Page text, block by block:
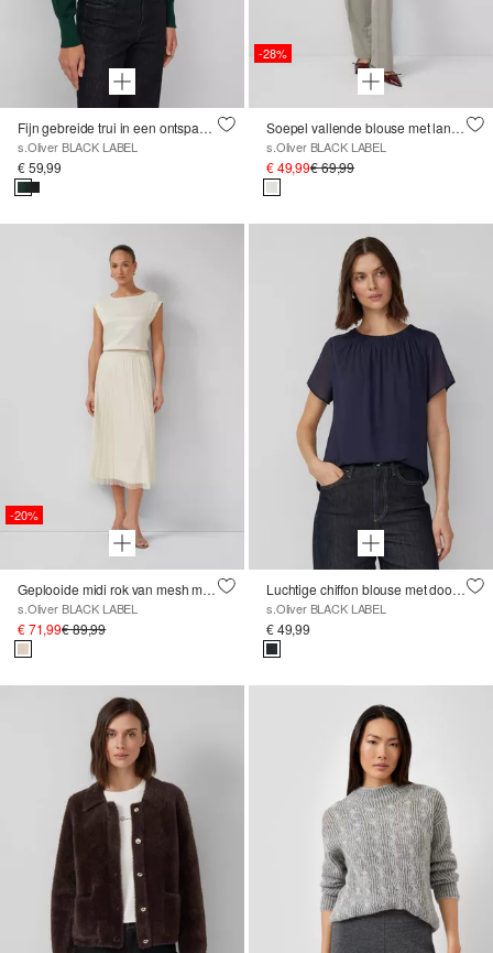
Fijn gebreide trui in een ontspannen pasvorm met ajour details
s.Oliver BLACK LABEL
€ 59,99
-28%
Soepel vallende blouse met lange mouwen, opstaande kraag en sierknoop
s.Oliver BLACK LABEL
€ 49,99€ 69,99
-20%
Geplooide midi rok van mesh met jersey voering
s.Oliver BLACK LABEL
€ 71,99€ 89,99
Luchtige chiffon blouse met doorgestikte rimpeling
s.Oliver BLACK LABEL
€ 49,99